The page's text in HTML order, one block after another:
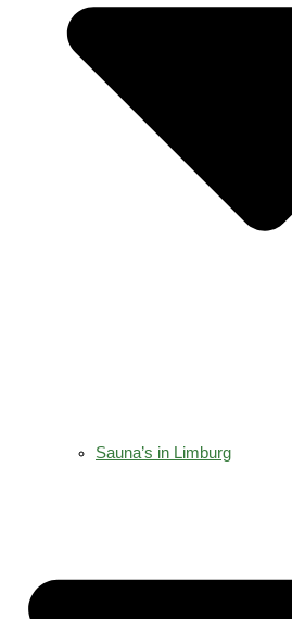
Sauna’s in Limburg